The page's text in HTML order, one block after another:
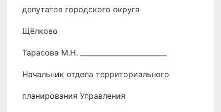
депутатов городского округа
Щёлково
Тарасова М.Н. _________________________
Начальник отдела территориального
планирования Управления